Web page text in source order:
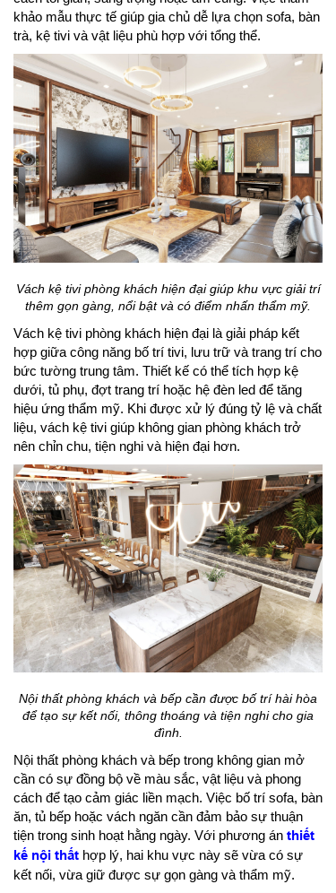
khảo mẫu thực tế giúp gia chủ dễ lựa chọn sofa, bàn
trà, kệ tivi và vật liệu phù hợp với tổng thể.
Vách kệ tivi phòng khách hiện đại giúp khu vực giải trí
thêm gọn gàng, nổi bật và có điểm nhấn thẩm mỹ.
Vách kệ tivi phòng khách hiện đại là giải pháp kết
hợp giữa công năng bố trí tivi, lưu trữ và trang trí cho
bức tường trung tâm. Thiết kế có thể tích hợp kệ
dưới, tủ phụ, đợt trang trí hoặc hệ đèn led để tăng
hiệu ứng thẩm mỹ. Khi được xử lý đúng tỷ lệ và chất
liệu, vách kệ tivi giúp không gian phòng khách trở
nên chỉn chu, tiện nghi và hiện đại hơn.
Nội thất phòng khách và bếp cần được bố trí hài hòa
để tạo sự kết nối, thông thoáng và tiện nghi cho gia
đình.
Nội thất phòng khách và bếp trong không gian mở
cần có sự đồng bộ về màu sắc, vật liệu và phong
cách để tạo cảm giác liền mạch. Việc bố trí sofa, bàn
ăn, tủ bếp hoặc vách ngăn cần đảm bảo sự thuận
tiện trong sinh hoạt hằng ngày. Với phương án thiết
kế nội thất hợp lý, hai khu vực này sẽ vừa có sự
kết nối, vừa giữ được sự gọn gàng và thẩm mỹ.